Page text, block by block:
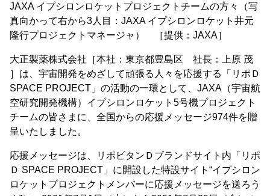
JAXA イプシロンロケットプロジェクトチームの方々（写
真向かって右から3人目：JAXA イプシロンロケット井元
隆行プロジェクトマネージャ） ［提供：JAXA］
大正製薬株式会社［本社：東京都豊島区 社長：上原 茂
］は、宇宙開発をめざして頑張る人々を応援する「リポＤ
SPACE PROJECT」の活動の一環として、JAXA（宇宙航
空研究開発機構）イプシロンロケット5号機プロジェクト
チームの皆さまに、全国からの応援メッセージ974件を贈
呈いたしました。
応援メッセージは、リポビタンＤブランドサイト内「リポ
Ｄ SPACE PROJECT」に開設した特設サイト“イプシロン
ロケットプロジェクトメンバーに応援メッセージを送ろう